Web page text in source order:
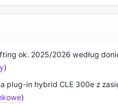
ok. 2025/2026 według
)
plug-in hybrid CLE 300e z
)